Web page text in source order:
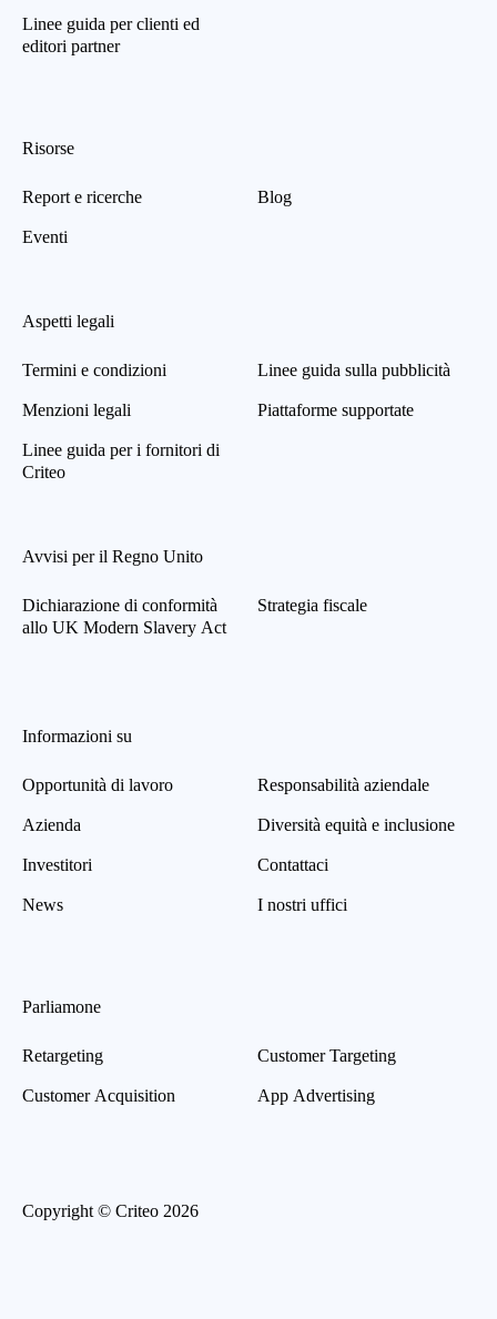
Linee guida per clienti ed
editori partner
Risorse
Report e ricerche
Eventi
Blog
Aspetti legali
Termini e condizioni
Menzioni legali
Linee guida per i fornitori di
Criteo
Linee guida sulla pubblicità
Piattaforme supportate
Avvisi per il Regno Unito
Dichiarazione di conformità
allo UK Modern Slavery Act
Strategia fiscale
Informazioni su
Opportunità di lavoro
Azienda
Investitori
News
Responsabilità aziendale
Diversità equità e inclusione
Contattaci
I nostri uffici
Parliamone
Retargeting
Customer Acquisition
Customer Targeting
App Advertising
Copyright © Criteo 2026